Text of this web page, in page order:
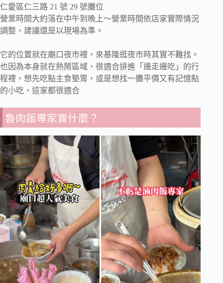
仁愛區仁三路 21 號 29 號攤位
營業時間大約落在中午到晚上～營業時間依店家實際情況
調整，建議還是以現場為準。
它的位置就在廟口夜市裡，來基隆逛夜市時其實不難找。
也因為本身就在熱鬧區域，很適合排進「邊走邊吃」的行
程裡，想先吃點主食墊胃，或是想找一攤平價又有記憶點
的小吃，這家都很適合
魯肉飯專家賣什麼？